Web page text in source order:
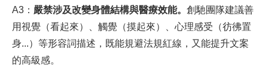
A3 ： 嚴禁涉及改變身體結構與醫療效能。 創馳團隊建議善
用視覺（看起來）、觸覺（摸起來）、心理感受（彷彿置
身...）等形容詞描述，既能規避法規紅線，又能提升文案
的高級感。